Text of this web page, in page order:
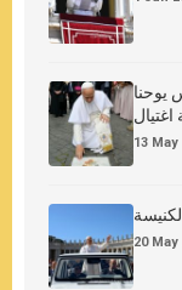
يوحنا
13 May
20 May